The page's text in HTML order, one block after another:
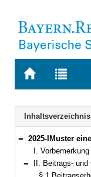
Zur
Zur
Suche
Inhaltsverzeichnis
Bereich reduzieren
2025-IMuster einer Beitrags- und Gebührensatzung zur
I. Vorbemerkung
Bereich reduzieren
II. Beitrags- und Gebührensatzung zur